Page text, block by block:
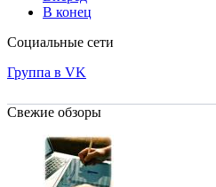
В конец
Социальные сети
Группа в VK
Свежие обзоры